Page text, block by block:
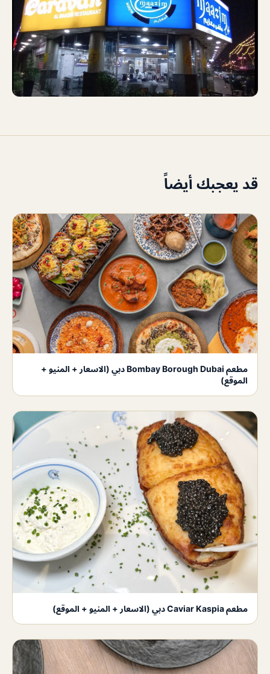
قد يعجبك أيضاً
مطعم Bombay Borough Dubai دبي (الاسعار + المنيو +
الموقع)
مطعم Caviar Kaspia دبي (الاسعار + المنيو + الموقع)